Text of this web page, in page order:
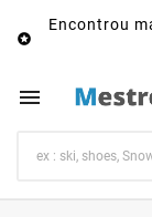

Encontrou
